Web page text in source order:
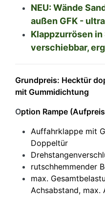
NEU: Wände
außen GFK -
Klappzurrösen
verschiebbar,
Grundpreis: Hecktür
mit Gummidichtung
Option Rampe
Auffahrklappe mit
Doppeltür
rutschhemmender
max.
Achsabstand, max.